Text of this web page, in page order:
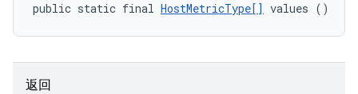
public static final HostMetricType[] values ()
返回